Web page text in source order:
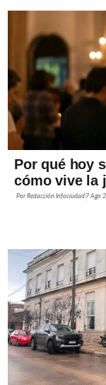
Por qué hoy
cómo vive la
PorRedacción Infociudad 7 Ago